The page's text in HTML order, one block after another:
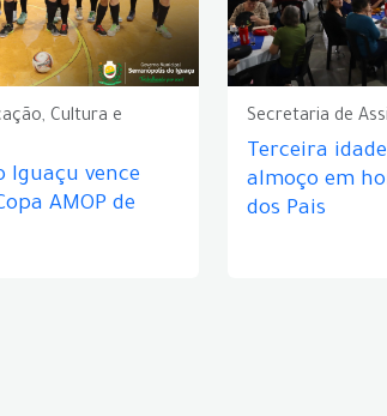
Cultura e
Iguaçu vence
AMOP de
Secretaria de
Terceira
almoço em
dos Pais